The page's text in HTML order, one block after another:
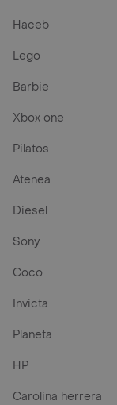
Haceb
Lego
Barbie
Xbox one
Pilatos
Atenea
Diesel
Sony
Coco
Invicta
Planeta
HP
Carolina herrera